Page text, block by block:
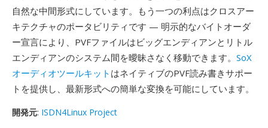
自然な中間形式にしています。もう一つの利点はクロスアー
キテクチャのポータビリティです — 明示的なバイトオーダ
ー宣言により、PVFファイルはビッグエンディアンとリトル
エンディアンのシステム間を曖昧さなく移動できます。 SoX
オーディオツールキット はネイティブのPVF読み書きサポー
トを提供し、最新形式への簡単な変換を可能にしています。
開発元: ISDN4Linux Project